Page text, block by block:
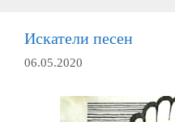
Искатели песен
06.05.2020